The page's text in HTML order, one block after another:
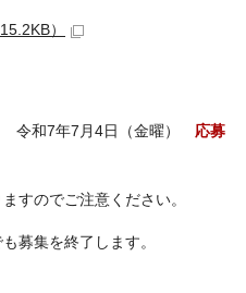
）
令和7年7月4日（金曜） 応募
すのでご注意ください。
募集を終了します。